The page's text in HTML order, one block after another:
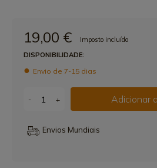
19,00 €
Imposto incluído
DISPONIBILIDADE:
Envio de 7-15 dias
- + Adicionar
Envios Mundiais